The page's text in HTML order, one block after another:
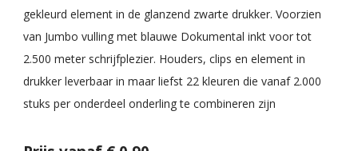
gekleurd element in de glanzend zwarte drukker. Voorzien
van Jumbo vulling met blauwe Dokumental inkt voor tot
2.500 meter schrijfplezier. Houders, clips en element in
drukker leverbaar in maar liefst 22 kleuren die vanaf 2.000
stuks per onderdeel onderling te combineren zijn